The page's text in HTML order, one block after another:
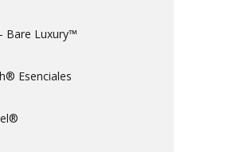
Bare Luxury™
Esenciales